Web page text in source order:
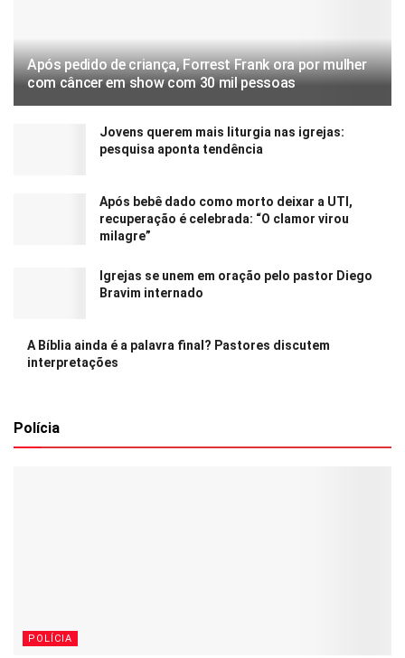
Após pedido de criança, Forrest Frank ora por mulher
com câncer em show com 30 mil pessoas
Jovens querem mais liturgia nas igrejas:
pesquisa aponta tendência
Após bebê dado como morto deixar a UTI,
recuperação é celebrada: “O clamor virou
milagre”
Igrejas se unem em oração pelo pastor Diego
Bravim internado
A Bíblia ainda é a palavra final? Pastores discutem
interpretações
Polícia
POLÍCIA